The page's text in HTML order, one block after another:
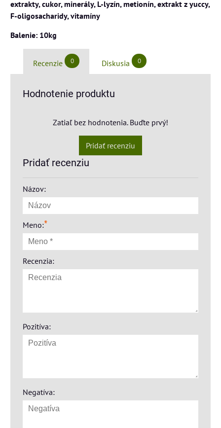
extrakty, cukor, minerály, L-lyzín, metionín, extrakt z yuccy,
F-oligosacharidy, vitamíny
Balenie: 10kg
Recenzie 0 Diskusia 0
Hodnotenie produktu
Zatiaľ bez hodnotenia. Buďte prvý!
Pridať recenziu
Pridať recenziu
Názov:
Meno:*
Recenzia:
Pozitíva:
Negatíva: